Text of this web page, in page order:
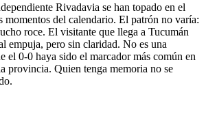
Rivadavia se han topado en el
momentos del calendario. El patrón no varía:
roce. El visitante que llega a Tucumán
empuja, pero sin claridad. No es una
el 0-0 haya sido el marcador más común en
provincia. Quien tenga memoria no se